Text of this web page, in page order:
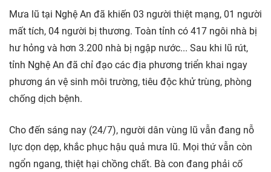
Mưa lũ tại Nghệ An đã khiến 03 người thiệt mạng, 01 người
mất tích, 04 người bị thương. Toàn tỉnh có 417 ngôi nhà bị
hư hỏng và hơn 3.200 nhà bị ngập nước... Sau khi lũ rút,
tỉnh Nghệ An đã chỉ đạo các địa phương triển khai ngay
phương án vệ sinh môi trường, tiêu độc khử trùng, phòng
chống dịch bệnh.
Cho đến sáng nay (24/7), người dân vùng lũ vẫn đang nỗ
lực dọn dẹp, khắc phục hậu quả mưa lũ. Mọi thứ vẫn còn
ngổn ngang, thiệt hại chồng chất. Bà con đang phải cố